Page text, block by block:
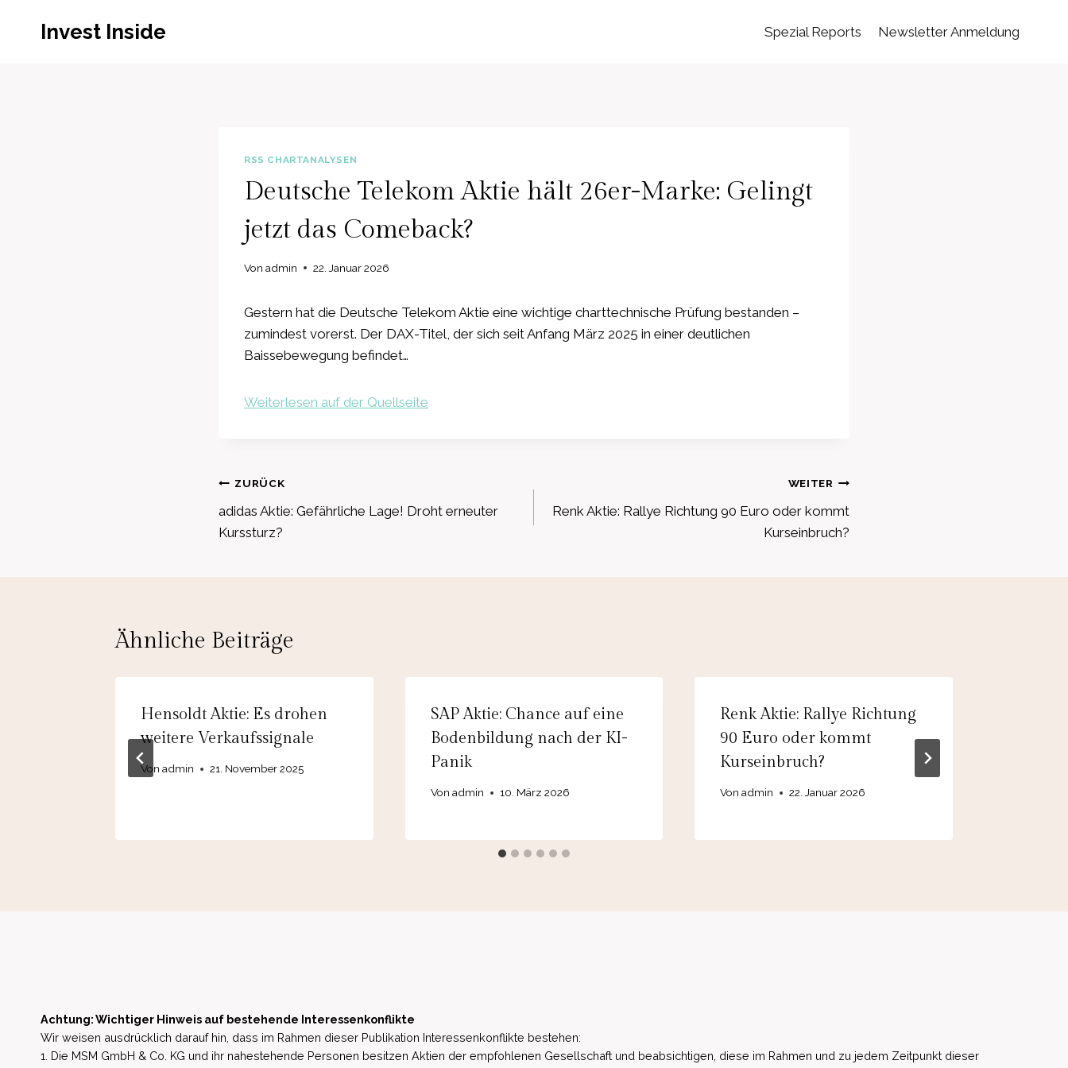
Invest Inside Spezial Reports Newsletter Anmeldung
RSS CHARTANALYSEN
Deutsche Telekom Aktie hält 26er-Marke: Gelingt
jetzt das Comeback?
Von admin 22. Januar 2026
Gestern hat die Deutsche Telekom Aktie eine wichtige charttechnische Prüfung bestanden –
zumindest vorerst. Der DAX-Titel, der sich seit Anfang März 2025 in einer deutlichen
Baissebewegung befindet…
Weiterlesen auf der Quellseite
Beitragsnavigation
ZURÜCK
adidas Aktie: Gefährliche Lage! Droht erneuter
Kurssturz?
WEITER
Renk Aktie: Rallye Richtung 90 Euro oder kommt
Kurseinbruch?
Ähnliche Beiträge
Hensoldt Aktie: Es drohen
weitere Verkaufssignale
Von admin 21. November 2025
SAP Aktie: Chance auf eine
Bodenbildung nach der KI-
Panik
Von admin 10. März 2026
Renk Aktie: Rallye Richtung
90 Euro oder kommt
Kurseinbruch?
Von admin 22. Januar 2026
Achtung: Wichtiger Hinweis auf bestehende Interessenkonflikte
Wir weisen ausdrücklich darauf hin, dass im Rahmen dieser Publikation Interessenkonflikte bestehen:
1. Die MSM GmbH & Co. KG und ihr nahestehende Personen besitzen Aktien der empfohlenen Gesellschaft und beabsichtigen, diese im Rahmen und zu jedem Zeitpunkt dieser